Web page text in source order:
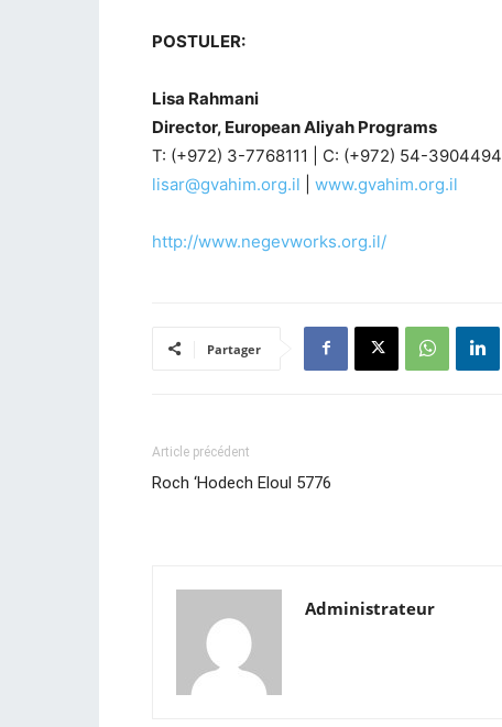
POSTULER:
Lisa Rahmani
Director, European Aliyah Programs
T: (+972) 3-7768111 | C: (+972) 54-3904494
lisar@gvahim.org.il
www.gvahim.org.il
http://www.negevworks.org.il/
Partager
Article précédent
Roch ‘Hodech Eloul 5776
Administrateur